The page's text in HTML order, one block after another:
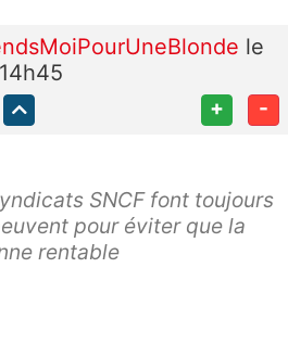
le
+ -
SNCF font toujours
pour éviter que la
rentable